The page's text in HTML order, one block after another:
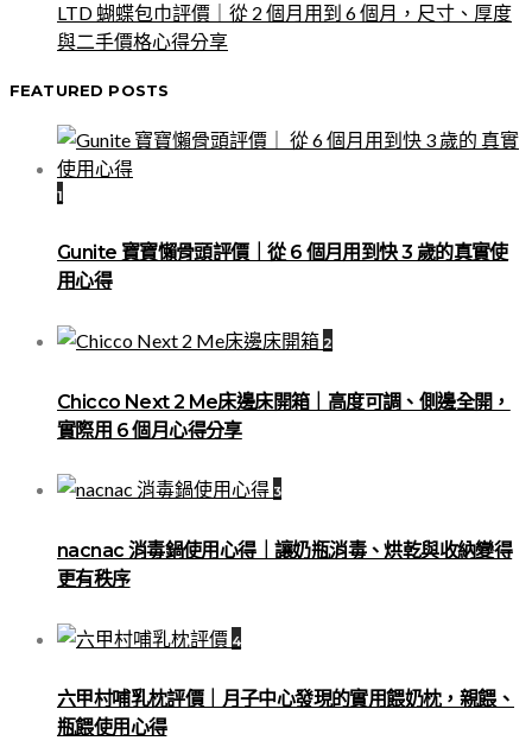
LTD 蝴蝶包巾評價｜從 2 個月用到 6 個月，尺寸、厚度
與二手價格心得分享
FEATURED POSTS
1
Gunite 寶寶懶骨頭評價｜從 6 個月用到快 3 歲的真實使
用心得
2
Chicco Next 2 Me床邊床開箱｜高度可調、側邊全開，
實際用 6 個月心得分享
3
nacnac 消毒鍋使用心得｜讓奶瓶消毒、烘乾與收納變得
更有秩序
4
六甲村哺乳枕評價｜月子中心發現的實用餵奶枕，親餵、
瓶餵使用心得